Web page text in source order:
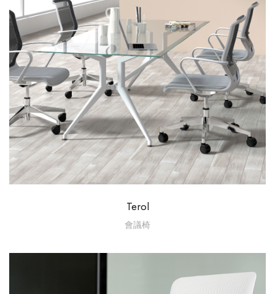
Terol
會議椅